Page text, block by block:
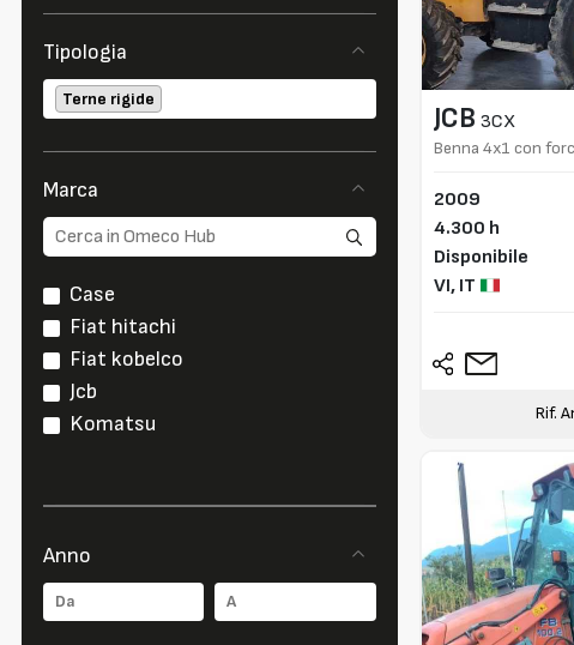
Tipologia
Terne rigide
Marca
Case
Fiat hitachi
Fiat kobelco
Jcb
Komatsu
Anno
JCB 3CX
Benna 4x1 con
2009
4.300 h
Disponibile
VI,IT
Rif.